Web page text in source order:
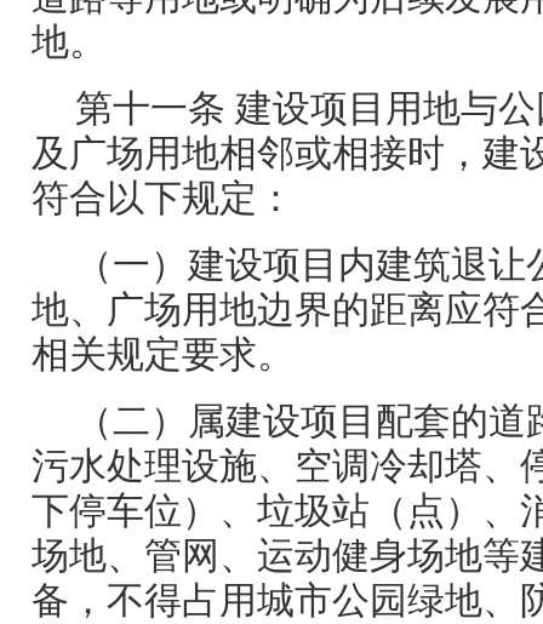
地。
第十一条 建设项目用地与
及广场用地相邻或相接时，建
符合以下规定：
（一）建设项目内建筑退
地、广场用地边界的距离应符
相关规定要求。
（二）属建设项目配套的
污水处理设施、空调冷却塔、
下停车位）、垃圾站（点）、
场地、管网、运动健身场地等
备，不得占用城市公园绿地、